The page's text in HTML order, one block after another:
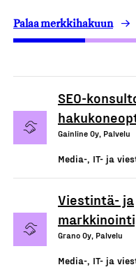
Palaa merkkihakuun
SEO-
Gainline Oy, Palvelu
Media-, IT- ja
Viestintä- ja
Grano Oy, Palvelu
Media-, IT- ja